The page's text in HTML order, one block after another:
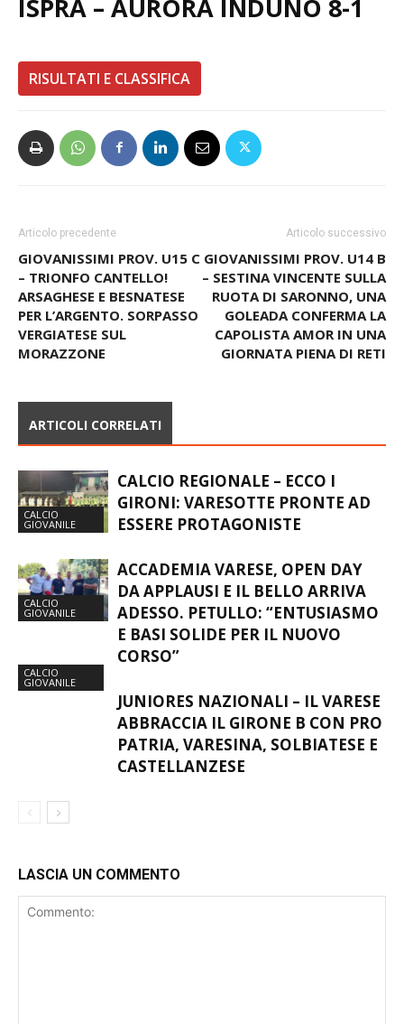
ISPRA – AURORA INDUNO 8-1
RISULTATI E CLASSIFICA
Articolo precedente
GIOVANISSIMI PROV. U15 C
– TRIONFO CANTELLO!
ARSAGHESE E BESNATESE
PER L’ARGENTO. SORPASSO
VERGIATESE SUL
MORAZZONE
Articolo successivo
GIOVANISSIMI PROV. U14 B
– SESTINA VINCENTE SULLA
RUOTA DI SARONNO, UNA
GOLEADA CONFERMA LA
CAPOLISTA AMOR IN UNA
GIORNATA PIENA DI RETI
ARTICOLI CORRELATI
CALCIO
GIOVANILE
CALCIO REGIONALE – ECCO I
GIRONI: VARESOTTE PRONTE AD
ESSERE PROTAGONISTE
CALCIO
GIOVANILE
ACCADEMIA VARESE, OPEN DAY
DA APPLAUSI E IL BELLO ARRIVA
ADESSO. PETULLO: “ENTUSIASMO
E BASI SOLIDE PER IL NUOVO
CORSO”
CALCIO
GIOVANILE
JUNIORES NAZIONALI – IL VARESE
ABBRACCIA IL GIRONE B CON PRO
PATRIA, VARESINA, SOLBIATESE E
CASTELLANZESE
LASCIA UN COMMENTO